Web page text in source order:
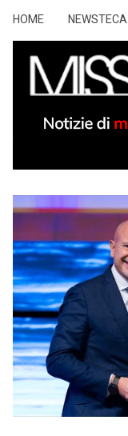
HOME NEWSTECA